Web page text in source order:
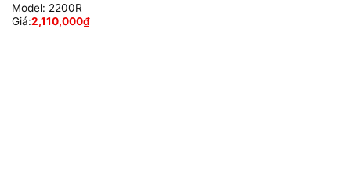
Model: 2200R
Giá:2,110,000₫